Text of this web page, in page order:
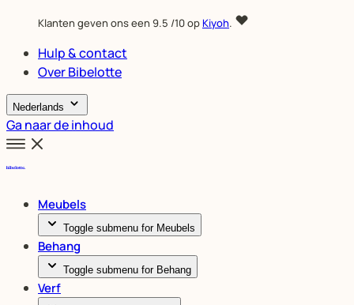
Klanten geven ons een 9.5 /10 opKiyoh.
Hulp & contact
Over Bibelotte
Nederlands
Ga naar de inhoud
Meubels
Toggle submenu for Meubels
Behang
Toggle submenu for Behang
Verf